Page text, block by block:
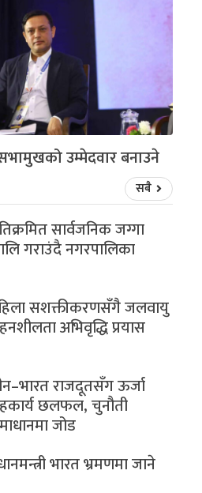
उम्मेदवार बनाउने
सबै
सार्वजनिक जग्गा
गराउंदै नगरपालिका
सशक्तीकरणसँगै जलवायु
अभिवृद्धि प्रयास
राजदूतसँग ऊर्जा
छलफल, चुनौती
जोड
भारत भ्रमणमा जाने